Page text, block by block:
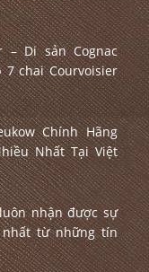
– Di sản Cognac
7 chai Courvoisier
Chính Hãng
Nhất Tại Việt
nhận được sự
từ những tín